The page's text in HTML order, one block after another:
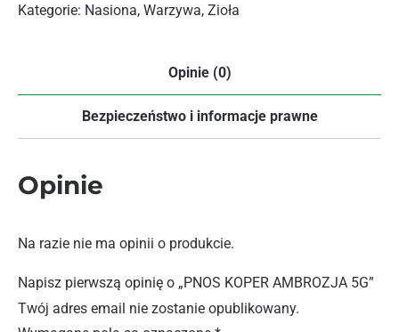
Kategorie: Nasiona, Warzywa, Zioła
Opinie (0)
Bezpieczeństwo i informacje prawne
Opinie
Na razie nie ma opinii o produkcie.
Napisz pierwszą opinię o „PNOS KOPER AMBROZJA 5G”
Twój adres email nie zostanie opublikowany.